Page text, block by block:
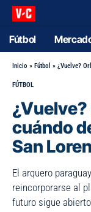
Fútbol
Inicio » Fútbol » ¿Vuelve?
FÚTBOL
cuándo
San
El arquero
reincorporarse al
futuro sigue